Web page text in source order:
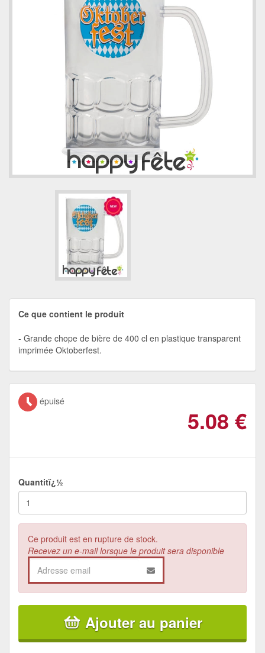
Ce que contient le produit
Grande chope de bière de 400 cl en plastique transparent
imprimée Oktoberfest.
épuisé
5.08 €
Quantitï¿½
Ce produit est en rupture de stock.
Recevez un e-mail lorsque le produit sera disponible
Ajouter au panier